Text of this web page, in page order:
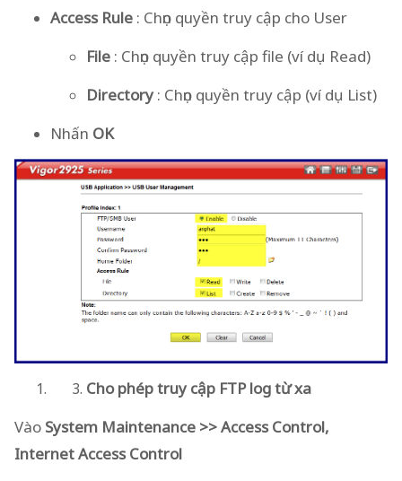
Access Rule : Chọn quyền truy cập cho User
File : Chọn quyền truy cập file (ví dụ Read)
Directory : Chọn quyền truy cập (ví dụ List)
Nhấn OK
Cho phép truy cập FTP log từ xa
Vào System Maintenance >> Access Control,
Internet Access Control